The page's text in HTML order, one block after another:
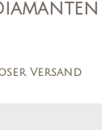
Versand